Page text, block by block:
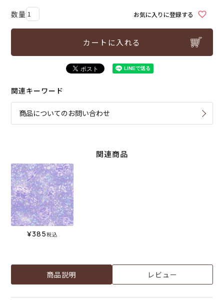
お気に入りに登録する
カートに入れる
関連キーワード
商品についてのお問い合わせ
関連商品
¥385税込
商品説明 レビュー